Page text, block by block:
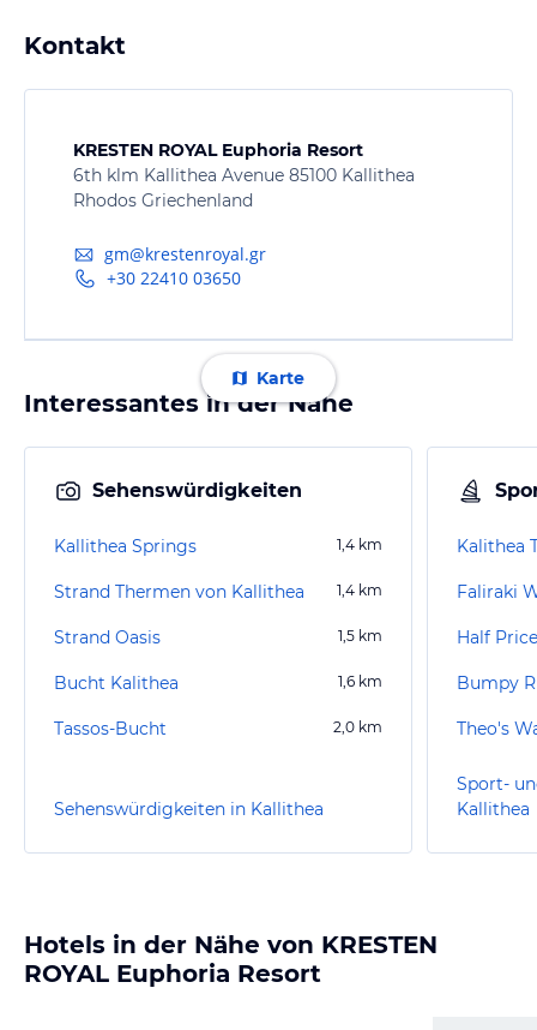
Kontakt
KRESTEN ROYAL Euphoria Resort
6th klm Kallithea Avenue 85100 Kallithea
Rhodos Griechenland
gm@krestenroyal.gr
+30 22410 03650
Karte
Interessantes in der Nähe
Sehenswürdigkeiten
Kallithea Springs 1,4 km
Strand Thermen von Kallithea 1,4 km
Strand Oasis 1,5 km
Bucht Kalithea 1,6 km
Tassos-Bucht 2,0 km
Sehenswürdigkeiten in Kallithea
Kalithea
Faliraki
Half
Bumpy
Theo's
Sport-
Kallithea
Hotels in der Nähe von KRESTEN
ROYAL Euphoria Resort